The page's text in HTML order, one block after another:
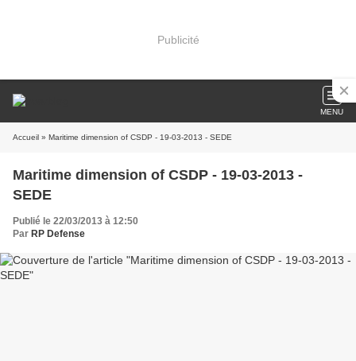
Publicité
MENU
Accueil » Maritime dimension of CSDP - 19-03-2013 - SEDE
Maritime dimension of CSDP - 19-03-2013 -
SEDE
Publié le 22/03/2013 à 12:50
Par RP Defense